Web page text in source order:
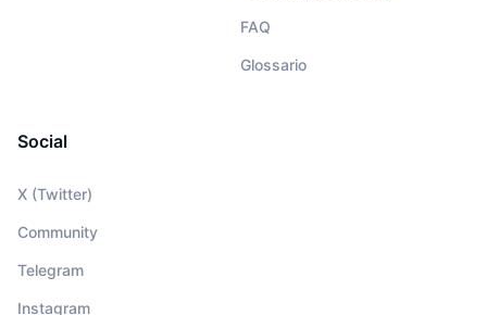
FAQ
Glossario
Social
X (Twitter)
Community
Telegram
Instagram